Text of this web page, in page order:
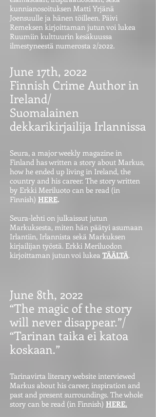
kunnianosoituksen Matti Yrjänä
Joensuulle ja hänen töilleen. Päivi
Remeksen kirjoittaman jutun voi lukea
Ruumiin kulttuurin kesäkuussa
ilmestyneestä numerosta 2/2022.
June 17th, 2022
Finnish Crime Author in
Ireland/
Suomalainen
dekkarikirjailija Irlannissa
Seura, a major weekly magazine in
Finland has written a story about Markus,
how he ended up living in Ireland, the
country and his career. The story written
by Erkki Meriluoto can be read (in
Finnish) HERE.
Seura-lehti on julkaissut jutun
Markuksesta, miten hän päätyi asumaan
Irlantiin, Irlannista sekä Markuksen
kirjailijan työstä. Erkki Meriluodon
kirjoittaman jutun voi lukea TÄÄLTÄ.
June 8th, 2022
“The magic of the story
will never disappear.”/
“Tarinan taika ei katoa
koskaan.”
Tarinavirta literary website interviewed
Markus about his career, inspiration and
past and present surroundings. The whole
story can be read (in Finnish) HERE.